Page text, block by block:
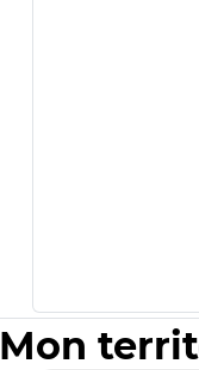
Mon